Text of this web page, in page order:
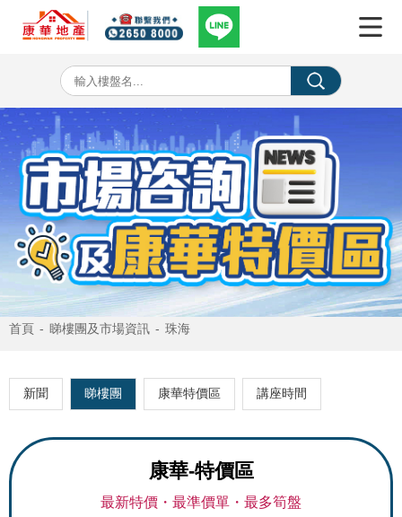
首頁 - 睇樓團及市場資訊 - 珠海
新聞 睇樓團 康華特價區 講座時間
康華-特價區
最新特價・最準價單・最多筍盤